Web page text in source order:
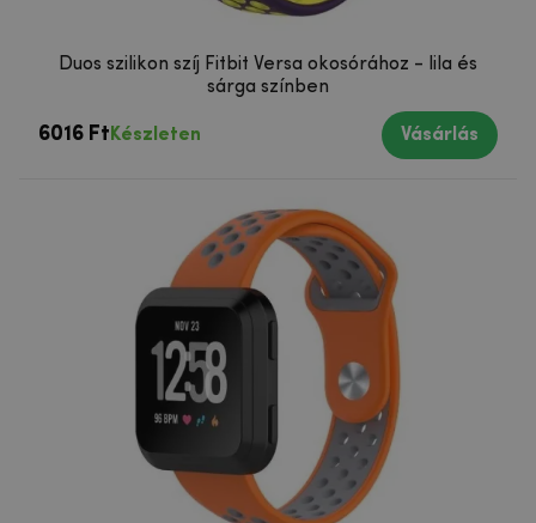
Duos szilikon szíj Fitbit Versa okosórához - lila és
sárga színben
6016 Ft Készleten Vásárlás